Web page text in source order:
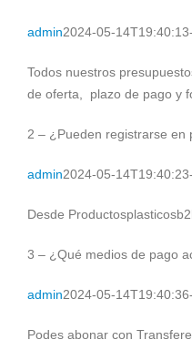
admin2024-05-
Todos nuestros
de oferta, plazo de pago y
2 – ¿Pueden registrarse en
admin2024-05-
Desde
3 – ¿Qué medios de pago
admin2024-05-
Podes abonar con